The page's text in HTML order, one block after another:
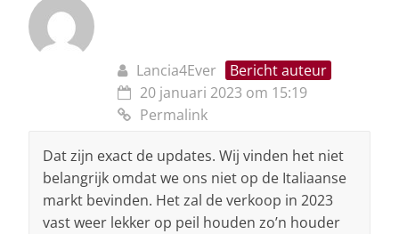
Lancia4Ever
Bericht auteur
20 januari 2023 om 15:19
Permalink
Dat zijn exact de updates. Wij vinden het niet
belangrijk omdat we ons niet op de Italiaanse
markt bevinden. Het zal de verkoop in 2023
vast weer lekker op peil houden zo’n houder